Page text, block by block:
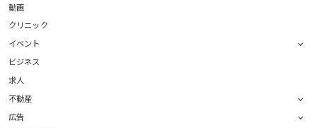
動画
クリニック
イベント
ビジネス
求人
不動産
広告